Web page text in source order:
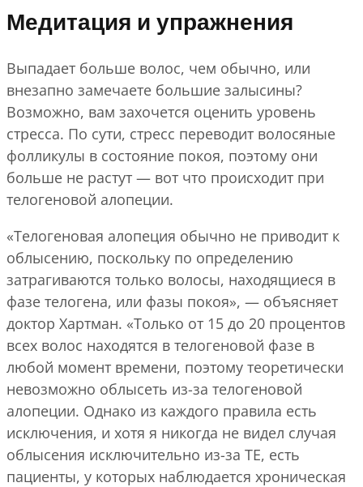
Медитация и упражнения
Выпадает больше волос, чем обычно, или
внезапно замечаете большие залысины?
Возможно, вам захочется оценить уровень
стресса. По сути, стресс переводит волосяные
фолликулы в состояние покоя, поэтому они
больше не растут — вот что происходит при
телогеновой алопеции.
«Телогеновая алопеция обычно не приводит к
облысению, поскольку по определению
затрагиваются только волосы, находящиеся в
фазе телогена, или фазы покоя», — объясняет
доктор Хартман. «Только от 15 до 20 процентов
всех волос находятся в телогеновой фазе в
любой момент времени, поэтому теоретически
невозможно облысеть из-за телогеновой
алопеции. Однако из каждого правила есть
исключения, и хотя я никогда не видел случая
облысения исключительно из-за TE, есть
пациенты, у которых наблюдается хроническая